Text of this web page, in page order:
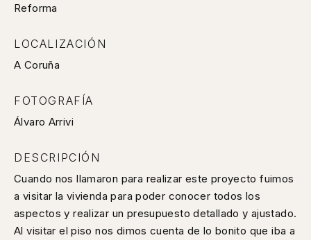
Reforma
LOCALIZACIÓN
A Coruña
FOTOGRAFÍA
Álvaro Arrivi
DESCRIPCIÓN
Cuando nos llamaron para realizar este proyecto fuimos
a visitar la vivienda para poder conocer todos los
aspectos y realizar un presupuesto detallado y ajustado.
Al visitar el piso nos dimos cuenta de lo bonito que iba a